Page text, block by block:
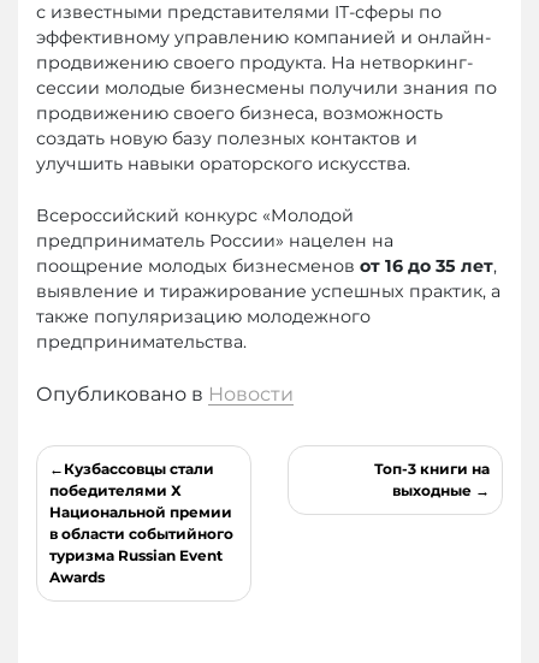
с известными представителями IT-сферы по
эффективному управлению компанией и онлайн-
продвижению своего продукта. На нетворкинг-
сессии молодые бизнесмены получили знания по
продвижению своего бизнеса, возможность
создать новую базу полезных контактов и
улучшить навыки ораторского искусства.
Всероссийский конкурс «Молодой
предприниматель России» нацелен на
поощрение молодых бизнесменов от 16 до 35 лет,
выявление и тиражирование успешных практик, а
также популяризацию молодежного
предпринимательства.
Опубликовано в Новости
Навигация
по
записям
Кузбассовцы стали
победителями Х
Национальной премии
в области событийного
туризма Russian Event
Awards
Топ-3 книги на
выходные